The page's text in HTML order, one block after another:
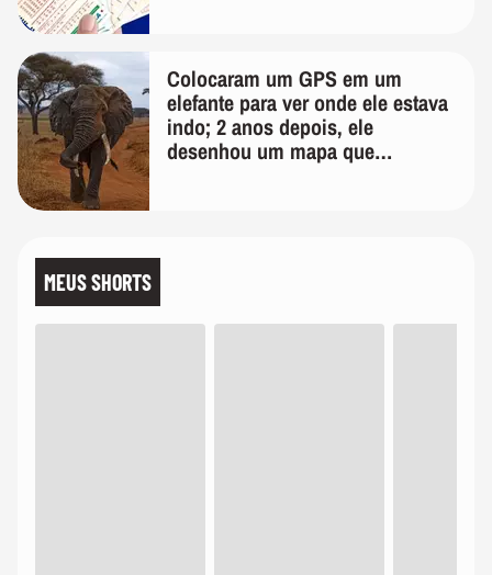
Colocaram um GPS em um
elefante para ver onde ele estava
indo; 2 anos depois, ele
desenhou um mapa que
MEUS SHORTS